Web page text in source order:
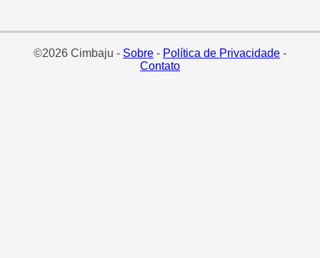
©2026 Cimbaju - Sobre- Política de Privacidade-
Contato